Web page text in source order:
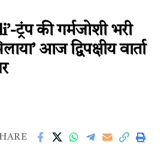
ट्रंप की गर्मजोशी भरी
आज द्विपक्षीय वार्ता